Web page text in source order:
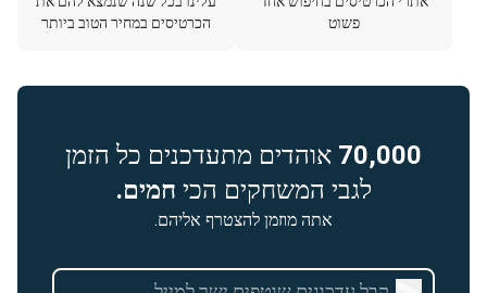
פשוט
הכרטיסים במחיר הטוב ביותר
70,000 אוהדים מתעדכנים כל הזמן
לגבי המשחקים הכי חמים.
אתה מוזמן להצטרף אליהם.